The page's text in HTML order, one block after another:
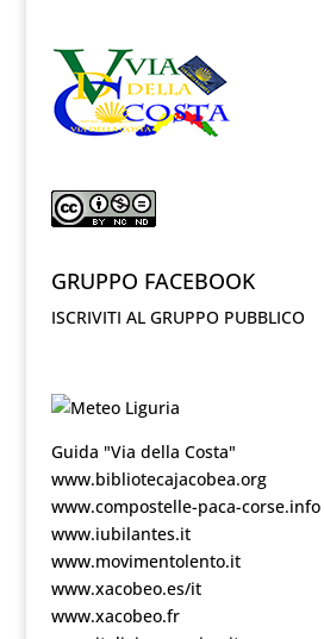
GRUPPO FACEBOOK
ISCRIVITI AL GRUPPO PUBBLICO
Guida "Via della Costa"
www.bibliotecajacobea.org
www.compostelle-paca-corse.info
www.iubilantes.it
www.movimentolento.it
www.xacobeo.es/it
www.xacobeo.fr